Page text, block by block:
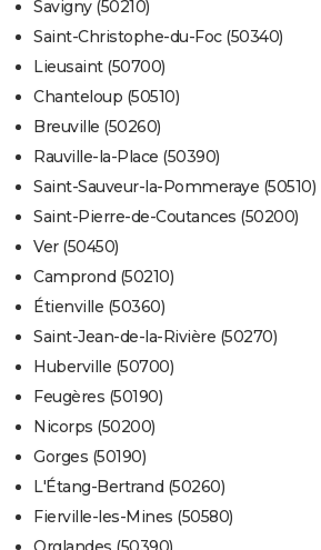
Savigny (50210)
Saint-Christophe-du-Foc (50340)
Lieusaint (50700)
Chanteloup (50510)
Breuville (50260)
Rauville-la-Place (50390)
Saint-Sauveur-la-Pommeraye (50510)
Saint-Pierre-de-Coutances (50200)
Ver (50450)
Camprond (50210)
Étienville (50360)
Saint-Jean-de-la-Rivière (50270)
Huberville (50700)
Feugères (50190)
Nicorps (50200)
Gorges (50190)
L'Étang-Bertrand (50260)
Fierville-les-Mines (50580)